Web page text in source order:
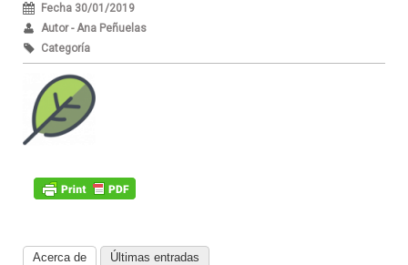
Fecha 30/01/2019
Autor - Ana Peñuelas
Categoría
Acerca de Últimas entradas